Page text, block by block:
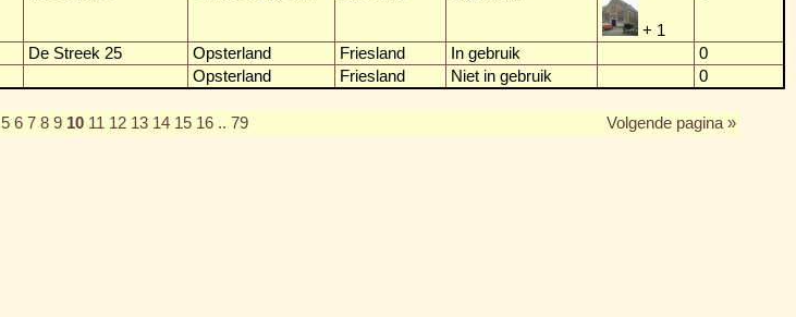
+ 1
De Streek 25 Opsterland Friesland In gebruik
0
Opsterland Friesland Niet in gebruik 0
5 6 7 8 9 10 11 12 13 14 15 16 .. 79 Volgende pagina »